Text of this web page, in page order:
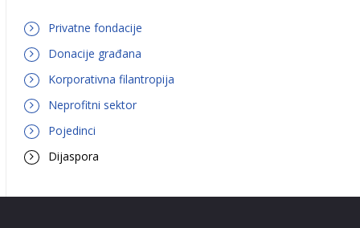
Privatne fondacije
Donacije građana
Korporativna filantropija
Neprofitni sektor
Pojedinci
Dijaspora